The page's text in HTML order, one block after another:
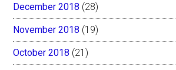
December 2018 (28)
November 2018 (19)
October 2018 (21)